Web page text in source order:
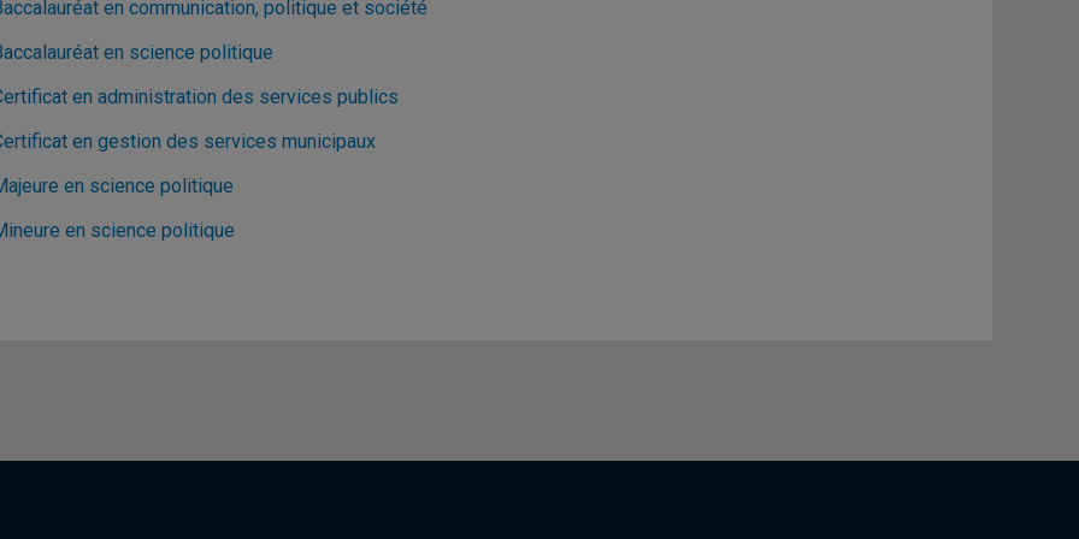
en communication, politique et société
en science politique
en administration des services publics
en gestion des services municipaux
en science politique
en science politique